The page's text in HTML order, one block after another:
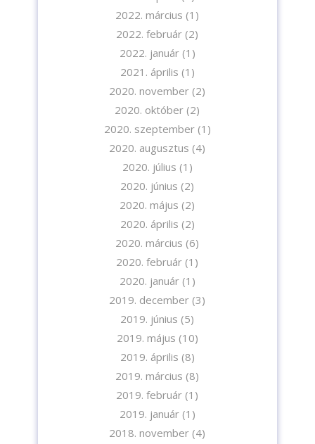
2022. március (1)
2022. február (2)
2022. január(1)
2021. április (1)
2020. november (2)
2020. október (2)
2020. szeptember(1)
2020. augusztus (4)
2020. július (1)
2020. június (2)
2020. május (2)
2020. április (2)
2020. március (6)
2020. február (1)
2020. január(1)
2019. december (3)
2019. június (5)
2019. május (10)
2019. április (8)
2019. március (8)
2019. február (1)
2019. január(1)
2018. november (4)